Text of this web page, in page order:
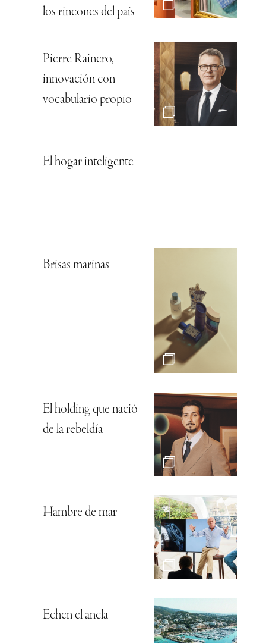
los rincones del país
Pierre Rainero,
innovación con
vocabulario propio
El hogar inteligente
Brisas marinas
El holding que nació
de la rebeldía
Hambre de mar
Echen el ancla